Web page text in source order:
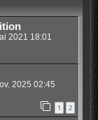
2021 18:01
2025 02:45
1 2